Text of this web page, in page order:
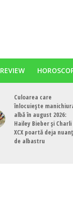
REVIEW
Culoarea care
înlocuiește
albă în august 2026:
Hailey Bieber și Charli
XCX poartă deja
de albastru